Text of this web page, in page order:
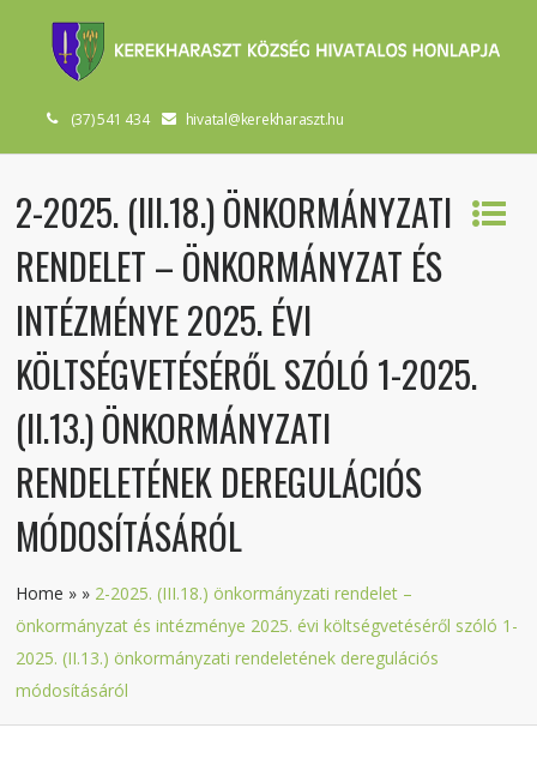
(37) 541 434 hivatal@kerekharaszt.hu
2-2025. (III.18.) ÖNKORMÁNYZATI
RENDELET – ÖNKORMÁNYZAT ÉS
INTÉZMÉNYE 2025. ÉVI
KÖLTSÉGVETÉSÉRŐL SZÓLÓ 1-2025.
(II.13.) ÖNKORMÁNYZATI
RENDELETÉNEK DEREGULÁCIÓS
MÓDOSÍTÁSÁRÓL
Home » » 2-2025. (III.18.) önkormányzati rendelet –
önkormányzat és intézménye 2025. évi költségvetéséről szóló 1-
2025. (II.13.) önkormányzati rendeletének deregulációs
módosításáról